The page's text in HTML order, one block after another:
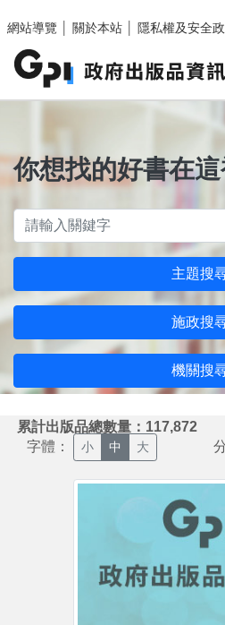
網站導覽
關於本站 隱私權及安全
你想找的好書在這
主題搜
施政搜
機關搜
累計出版品總數量：117,872
字體： 小 中 大